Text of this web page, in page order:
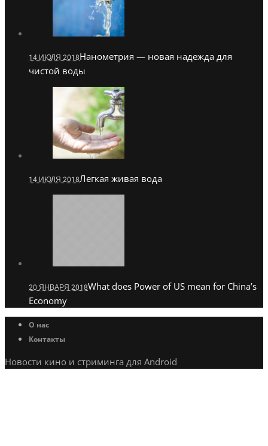
14 ИЮЛЯ 2018Нанометрия — новая надежда для
чистой воды
14 ИЮЛЯ 2018Легкая живая вода
20 ЯНВАРЯ 2018What does Power of US mean for China’s
Economy
О нас
Контакты
Новости кино и стриминга для Android